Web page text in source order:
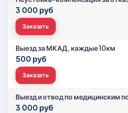
3 000 руб
Заказать
Выезд за МКАД, каждые 10км
500 руб
Заказать
Выезд и отвод по медицинским
3 000 руб